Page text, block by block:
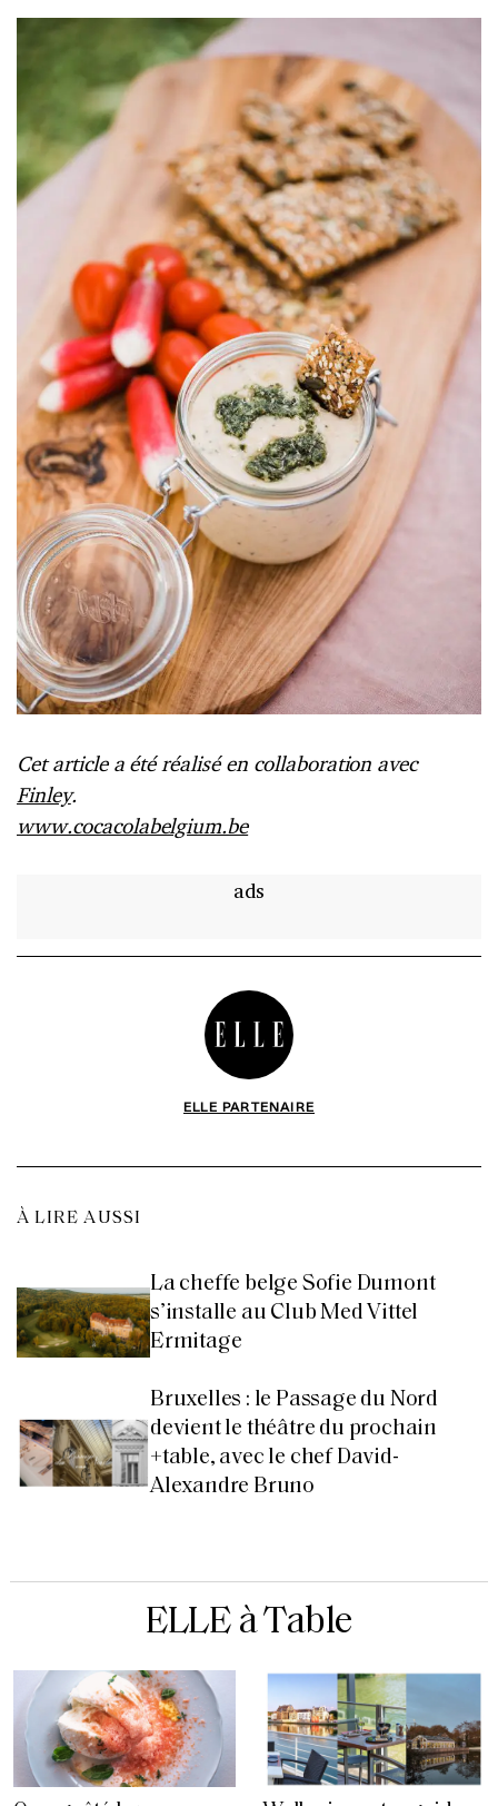
Cet article a été réalisé en collaboration avec
Finley.
www.cocacolabelgium.be
ads
ELLE PARTENAIRE
À LIRE AUSSI
La cheffe belge Sofie Dumont
s’installe au Club Med Vittel
Ermitage
Bruxelles : le Passage du Nord
devient le théâtre du prochain
+table, avec le chef David-
Alexandre Bruno
ELLE à Table